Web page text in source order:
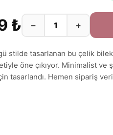
₺ − +
stilde tasarlanan bu çelik
öne çıkıyor. Minimalist ve
tasarlandı. Hemen sipariş